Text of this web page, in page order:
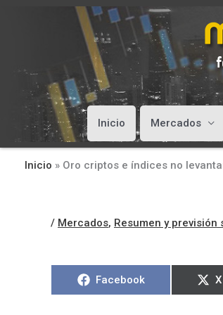
Inicio Mercados
Inicio » Oro criptos e índices no
/ Mercados, Resumen y previsión
Compartir
Facebook